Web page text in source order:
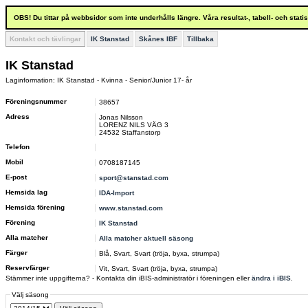
OBS! Du tittar på webbsidor som inte underhålls längre. Våra resultat-, tabell- och
Kontakt och tävlingar IK Stanstad Skånes IBF Tillbaka
IK Stanstad
Laginformation: IK Stanstad - Kvinna - Senior/Junior 17- år
Föreningsnummer
38657
Adress
Jonas Nilsson
LORENZ NILS VÄG 3
24532 Staffanstorp
Telefon
Mobil
0708187145
E-post
sport@stanstad.com
Hemsida lag
IDA-Import
Hemsida förening
www.stanstad.com
Förening
IK Stanstad
Alla matcher
Alla matcher aktuell säsong
Färger
Blå, Svart, Svart (tröja, byxa, strumpa)
Reservfärger
Vit, Svart, Svart (tröja, byxa, strumpa)
Stämmer inte uppgifterna? - Kontakta din iBIS-administratör i föreningen ellerändra i iBIS
Välj säsong